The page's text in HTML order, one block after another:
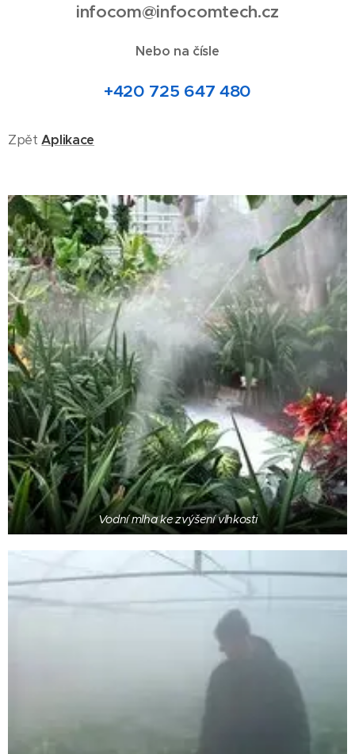
infocom@infocomtech.cz
Nebo na čísle
+420 725 647 480
ZpětAplikace
Vodní mlha ke zvýšení vlhkosti